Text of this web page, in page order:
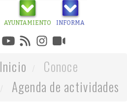
AYUNTAMIENTO INFORMA
Inicio
Conoce
Agenda de actividades